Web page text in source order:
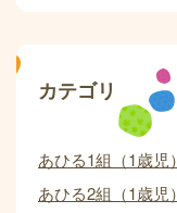
カテゴリ
あひる1組（1歳児）
あひる2組（1歳児）